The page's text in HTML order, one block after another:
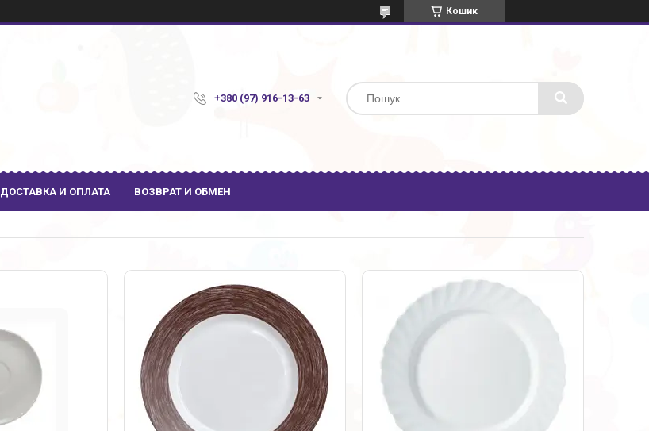
Кошик
+380 (97) 916-13-63
ДОСТАВКА И ОПЛАТА ВОЗВРАТ И ОБМЕН